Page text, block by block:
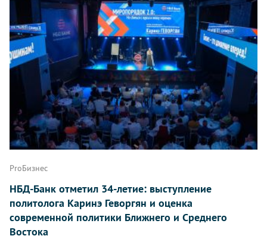
ProБизнес
НБД-Банк отметил 34-летие: выступление
политолога Каринэ Геворгян и оценка
современной политики Ближнего и Среднего
Востока